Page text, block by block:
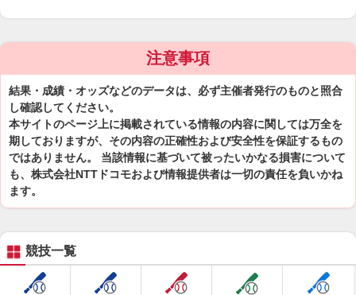
注意事項
結果・成績・オッズなどのデータは、必ず主催者発行のものと照合
し確認してください。
本サイトのページ上に掲載されている情報の内容に関しては万全を
期しておりますが、その内容の正確性および安全性を保証するもの
ではありません。 当該情報に基づいて被ったいかなる損害について
も、株式会社NTTドコモおよび情報提供者は一切の責任を負いかね
ます。
競技一覧